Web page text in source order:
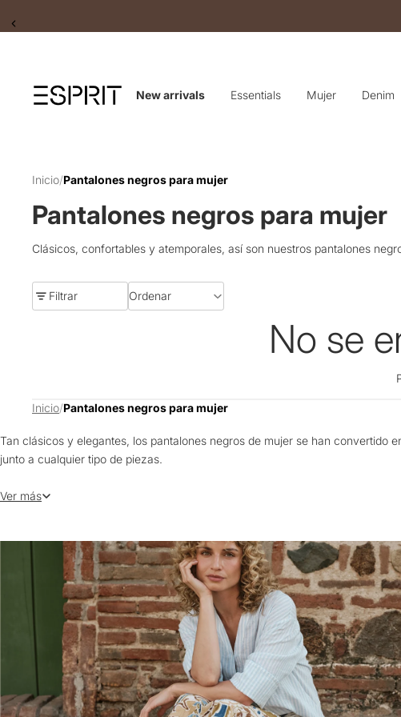
New arrivals Essentials Mujer Denim
Inicio/Pantalones negros para mujer
Pantalones negros para mujer
Clásicos, confortables y atemporales, así son nuestros pantalones
Filtrar Ordenar
No se
Inicio/Pantalones negros para mujer
Tan clásicos y elegantes, los pantalones negros de mujer se han convertido
junto a cualquier tipo de piezas.
Pantalones negros de moda
Su tonalidad es un básico lleno de oportunidades a la hora de pensar
ganchos ocultos y múltiples estilos de bolsillos; cada uno de estos detalles le
Dale la bienvenida a los clásicos de siempre con nuevos diseños que serán
Ver más